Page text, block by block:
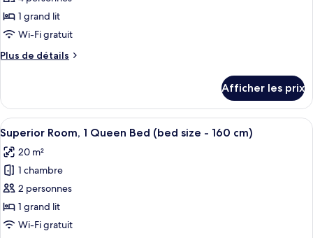
ce
type
chambre :
Queen
Bed
(bed
size
-
160
cm)
1 grand lit
Wi-Fi gratuit
Plus de détails
Plus
Deluxe
Room,
1
Queen
Bed
(bed
size
-
160
cm)
Afficher les prix
Afficher
toutes
les
photos
pour
ce
type
Une chambre d’hôtel moderne
7
Superior Room, 1 Queen Bed (bed size - 160 cm)
20 m²
1 chambre
2 personnes
1 grand lit
Wi-Fi gratuit